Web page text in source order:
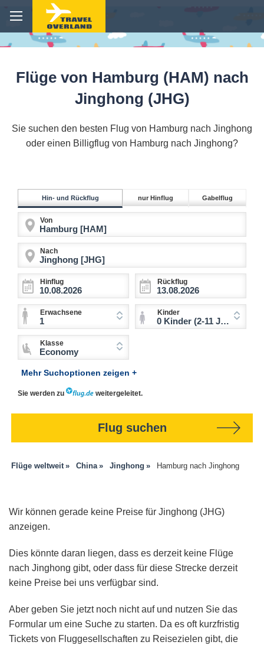
Flüge von Hamburg (HAM) nach
Jinghong (JHG)
Sie suchen den besten Flug von Hamburg nach Jinghong
oder einen Billigflug von Hamburg nach Jinghong?
Hin- und Rückflug nur Hinflug Gabelflug
Von
Nach
Hinflug Rückflug
Erwachsene
1
Kinder
0 Kinder (2-11 Jahre)
Klasse
Economy
Mehr Suchoptionen zeigen +
Sie werden zu weitergeleitet.
Flug suchen
Flüge weltweit China Jinghong Hamburg nach Jinghong
Wir können gerade keine Preise für Jinghong (JHG)
anzeigen.
Dies könnte daran liegen, dass es derzeit keine Flüge
nach Jinghong gibt, oder dass für diese Strecke derzeit
keine Preise bei uns verfügbar sind.
Aber geben Sie jetzt noch nicht auf und nutzen Sie das
Formular um eine Suche zu starten. Da es oft kurzfristig
Tickets von Fluggesellschaften zu Reisezielen gibt, die